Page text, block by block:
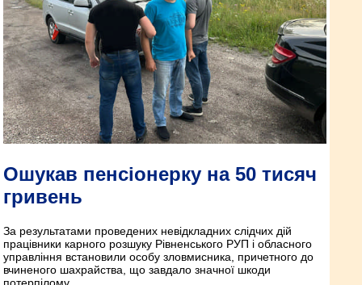
Ошукав пенсіонерку на 50 тисяч
гривень
За результатами проведених невідкладних слідчих дій
працівники карного розшуку Рівненського РУП і обласного
управління встановили особу зловмисника, причетного до
вчиненого шахрайства, що завдало значної шкоди